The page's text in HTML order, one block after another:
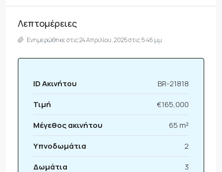
Λεπτομέρειες
Ενημερώθηκε στις 24 Απριλίου, 2025 στις 5:46 μμ
ID Ακινήτου
BR-21818
Τιμή
€165,000
Μέγεθος ακινήτου
65 m²
Υπνοδωμάτια
2
Δωμάτια
3